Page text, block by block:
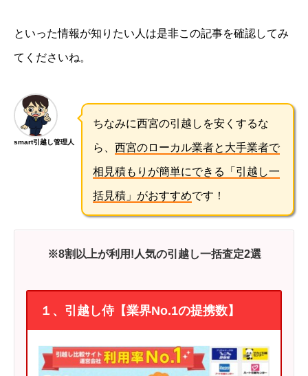
といった情報が知りたい人は是非この記事を確認してみ
てくださいね。
smart引越し管理人
ちなみに西宮の引越しを安くするな
ら、 西宮のローカル業者と大手業者で
相見積もりが簡単にできる「引越し一
括見積」がおすすめです！
※8割以上が利用!人気の引越し一括査定2選
１、引越し侍【業界No.1の提携数】